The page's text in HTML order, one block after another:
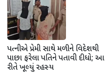
પત્નીએ પ્રેમી સાથે મળીને વિદેશથી
પાછા ફરેલા પતિને પતાવી દીધો; આ
રીતે ખૂલ્યું રહસ્ય